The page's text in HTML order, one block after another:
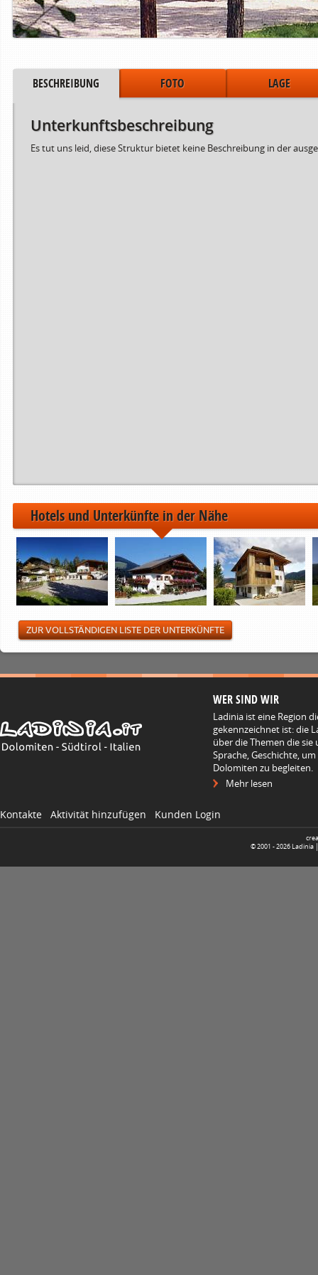
BESCHREIBUNG FOTO LAGE
Unterkunftsbeschreibung
Es tut uns leid, diese Struktur bietet keine Beschreibung in der
Hotels und Unterkünfte in der Nähe
ZUR VOLLSTÄNDIGEN LISTE DER UNTERKÜNFTE
WER SIND WIR
Ladinia ist eine Region
gekennzeichnet ist: die
über die Themen die
Sprache, Geschichte,
Dolomiten zu begleiten.
Mehr lesen
Kontakte Aktivität hinzufügen Kunden Login
© 2001 -2026 Ladinia